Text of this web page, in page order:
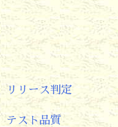
リリース判定
テスト品質